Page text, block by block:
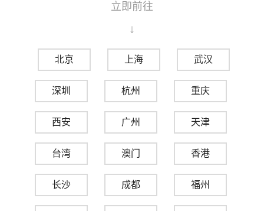
立即前往
↓
北京 上海 武汉
深圳 杭州 重庆
西安 广州 天津
台湾 澳门 香港
长沙 成都 福州